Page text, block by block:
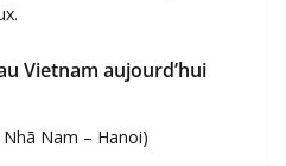
Vietnam aujourd’hui
Nam – Hanoi)